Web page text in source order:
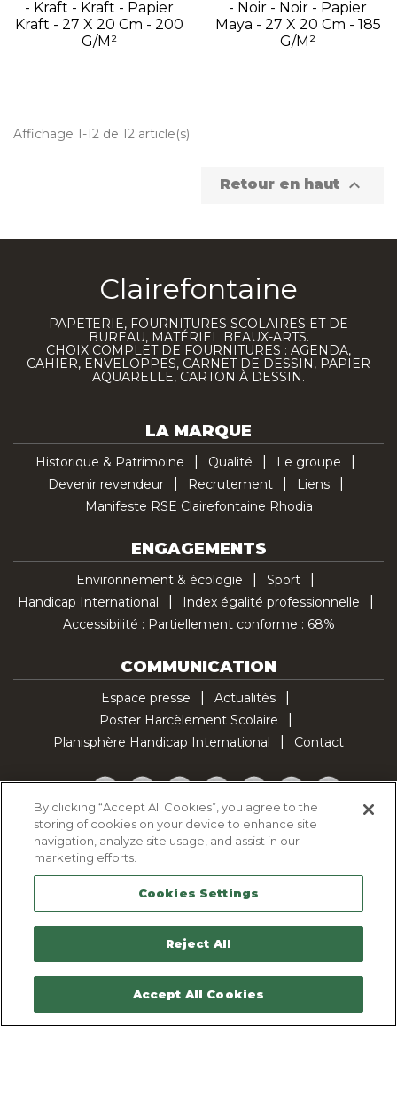
- Kraft - Kraft - Papier
Kraft - 27 X 20 Cm - 200
G/m²
- Noir - Noir - Papier
Maya - 27 X 20 Cm - 185
G/m²
Affichage 1-12 de 12 article(s)
Retour en haut 
Clairefontaine
PAPETERIE, FOURNITURES SCOLAIRES ET DE
BUREAU, MATÉRIEL BEAUX-ARTS.
CHOIX COMPLET DE FOURNITURES : AGENDA,
CAHIER, ENVELOPPES, CARNET DE DESSIN, PAPIER
AQUARELLE, CARTON À DESSIN.
LA MARQUE
Historique & Patrimoine Qualité
Le groupe
Devenir revendeur
Recrutement
Liens
Manifeste RSE Clairefontaine Rhodia
ENGAGEMENTS
Environnement & écologie
Sport
Handicap International
Index égalité professionnelle
Accessibilité : Partiellement conforme : 68%
COMMUNICATION
Espace presse
Actualités
Poster Harcèlement Scolaire
Planisphère Handicap International
Contact
Facebook
TwitterYouTubePinterestInstagramLinkedInTikTok
Politique d'utilisation des cookies
Politique de confidentialité
Mentions légales
Plan du site
Contactez-nous
By clicking “Accept All Cookies”, you agree to the
storing of cookies on your device to enhance site
navigation, analyze site usage, and assist in our
marketing efforts.
Cookies Settings
Reject All
Accept All Cookies